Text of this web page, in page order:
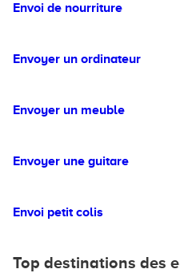
Envoi de nourriture
Envoyer un ordinateur
Envoyer un meuble
Envoyer une guitare
Envoi petit colis
Top destinations des